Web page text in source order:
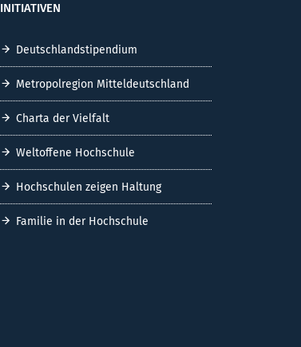
INITIATIVEN
Deutschlandstipendium
Metropolregion Mitteldeutschland
Charta der Vielfalt
Weltoffene Hochschule
Hochschulen zeigen Haltung
Familie in der Hochschule